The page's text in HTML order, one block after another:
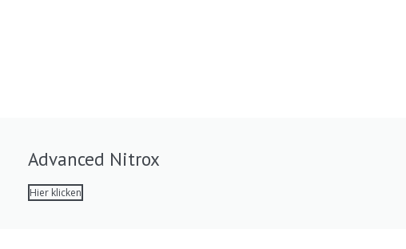
Advanced Nitrox
Hier klicken